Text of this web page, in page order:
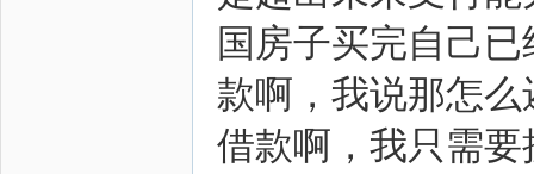
国房子买完自己
款啊，我说那怎
借款啊，我只需